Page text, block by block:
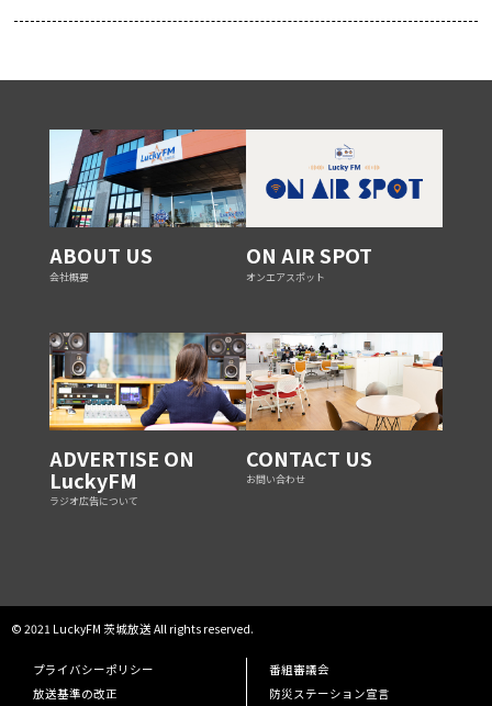
ABOUT US
会社概要
ON AIR SPOT
オンエアスポット
ADVERTISE ON
LuckyFM
ラジオ広告について
CONTACT US
お問い合わせ
© 2021 LuckyFM 茨城放送 All rights reserved.
プライバシーポリシー
番組審議会
放送基準の改正
防災ステーション宣言